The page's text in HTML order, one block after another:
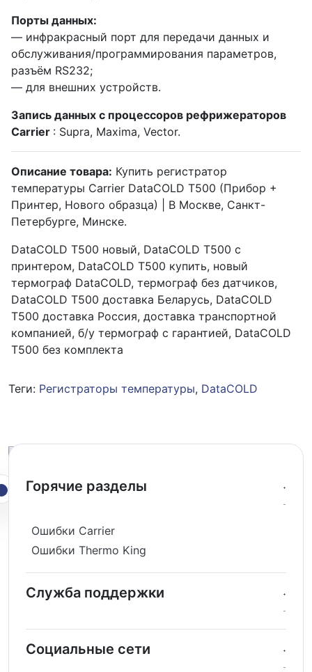
Порты данных:
— инфракрасный порт для передачи данных и
обслуживания/программирования параметров,
разъём RS232;
— для внешних устройств.
Запись данных с процессоров рефрижераторов
Carrier : Supra, Maxima, Vector.
Описание товара: Купить регистратор
температуры Carrier DataCOLD T500 (Прибор +
Принтер, Нового образца) | В Москве, Санкт-
Петербурге, Минске.
DataCOLD T500 новый, DataCOLD T500 с
принтером, DataCOLD T500 купить, новый
термограф DataCOLD, термограф без датчиков,
DataCOLD T500 доставка Беларусь, DataCOLD
T500 доставка Россия, доставка транспортной
компанией, б/у термограф с гарантией, DataCOLD
T500 без комплекта
Теги: Регистраторы температуры, DataCOLD
Горячие разделы
Ошибки Carrier
Ошибки Thermo King
Служба поддержки
Социальные сети